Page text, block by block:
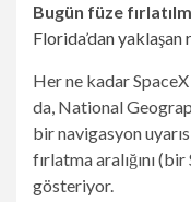
Bugün füze
Florida’dan
Her ne kadar
da, National
bir navigasyon
fırlatma aralığını
gösteriyor.